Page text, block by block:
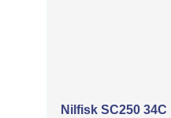
Nilfisk SC250 34C